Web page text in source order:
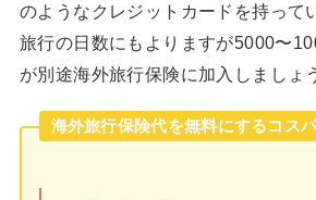
のようなクレジットカードを持って
旅行の日数にもよりますが5000〜
が別途海外旅行保険に加入しましょ
海外旅行保険代を無料にするコス